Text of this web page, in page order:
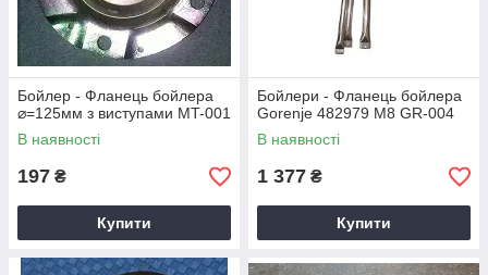
Бойлер - Фланець бойлера
⌀=125мм з виступами MT-001
В наявності
197 ₴
Купити
Бойлери - Фланець бойлера
Gorenje 482979 М8 GR-004
В наявності
1 377 ₴
Купити